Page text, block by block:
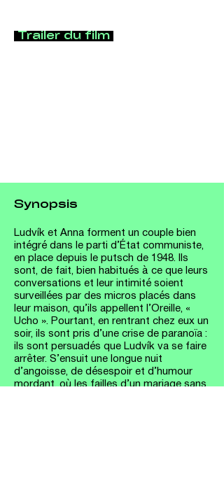
Trailer du film
Synopsis
Ludvík et Anna forment un couple bien
intégré dans le parti d’État communiste,
en place depuis le putsch de 1948. Ils
sont, de fait, bien habitués à ce que leurs
conversations et leur intimité soient
surveillées par des micros placés dans
leur maison, qu’ils appellent l’Oreille, «
Ucho ». Pourtant, en rentrant chez eux un
soir, ils sont pris d’une crise de paranoïa :
ils sont persuadés que Ludvík va se faire
arrêter. S’ensuit une longue nuit
d’angoisse, de désespoir et d’humour
mordant, où les failles d’un mariage sans